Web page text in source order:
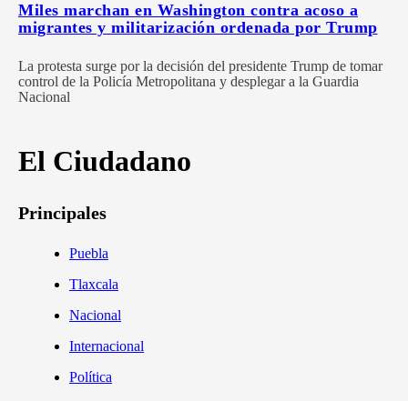
Miles marchan en Washington contra acoso a
migrantes y militarización ordenada por Trump
La protesta surge por la decisión del presidente Trump de tomar
control de la Policía Metropolitana y desplegar a la Guardia
Nacional
El Ciudadano
Principales
Puebla
Tlaxcala
Nacional
Internacional
Política